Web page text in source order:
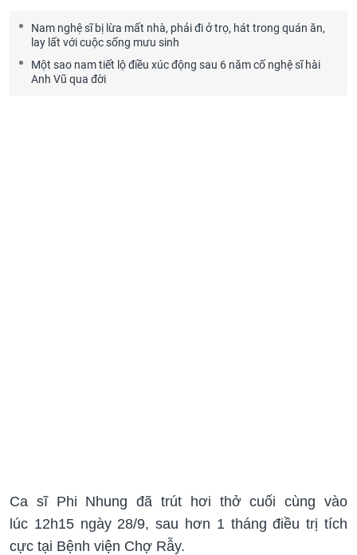
Nam nghệ sĩ bị lừa mất nhà, phải đi ở trọ, hát trong quán ăn,
lay lất với cuộc sống mưu sinh
Một sao nam tiết lộ điều xúc động sau 6 năm cố nghệ sĩ hài
Anh Vũ qua đời
Ca sĩ Phi Nhung đã trút hơi thở cuối cùng vào
lúc 12h15 ngày 28/9, sau hơn 1 tháng điều trị tích
cực tại Bệnh viện Chợ Rẫy.